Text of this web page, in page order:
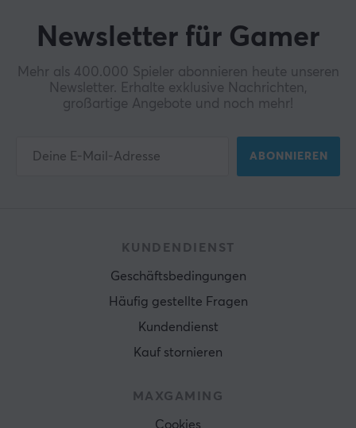
Newsletter für Gamer
Mehr als 400.000 Spieler abonnieren heute unseren
Newsletter. Erhalte exklusive Nachrichten,
großartige Angebote und noch mehr!
ABONNIEREN
KUNDENDIENST
Geschäftsbedingungen
Häufig gestellte Fragen
Kundendienst
Kauf stornieren
MAXGAMING
Cookies